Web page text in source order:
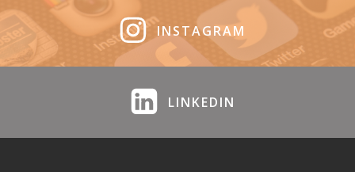
INSTAGRAM
LINKEDIN